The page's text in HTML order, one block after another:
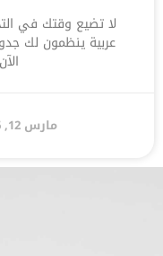
لا تضيع وقتك في
عربية ينظمون لك
الآن0031638154776
مارس 12, 2026